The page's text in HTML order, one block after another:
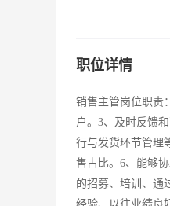
职位详情
销售主管岗位职责
户。3、及时反馈
行与发货环节管理
售占比。6、能够
的招募、培训、通